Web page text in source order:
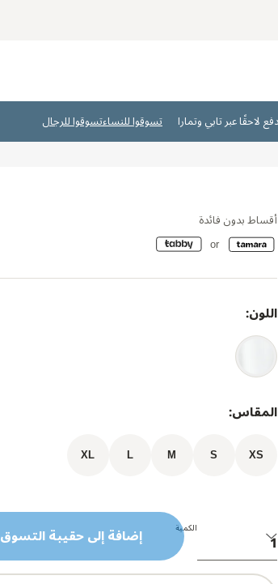
تسوقوا للنساءتسوقوا للرجال
أقساط بدون فائدة
اللون:
المقاس:
XS
S
M
L
XL
الكمية إضافة إلى حقيبة التسوق